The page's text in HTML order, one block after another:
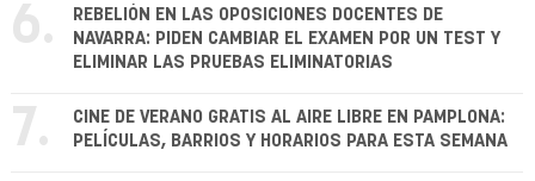
6.
REBELIÓN EN LAS OPOSICIONES DOCENTES DE
NAVARRA: PIDEN CAMBIAR EL EXAMEN POR UN TEST Y
ELIMINAR LAS PRUEBAS ELIMINATORIAS
7.
CINE DE VERANO GRATIS AL AIRE LIBRE EN PAMPLONA:
PELÍCULAS, BARRIOS Y HORARIOS PARA ESTA SEMANA